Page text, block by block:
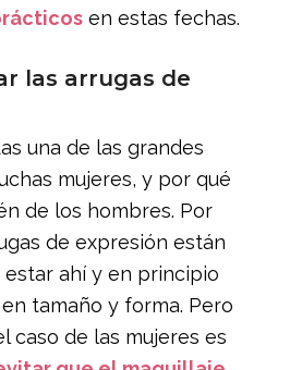
en estas fechas.
las arrugas de
una de las grandes
mujeres, y por qué
de los hombres. Por
de expresión están
estar ahí y en principio
tamaño y forma. Pero
caso de las mujeres es